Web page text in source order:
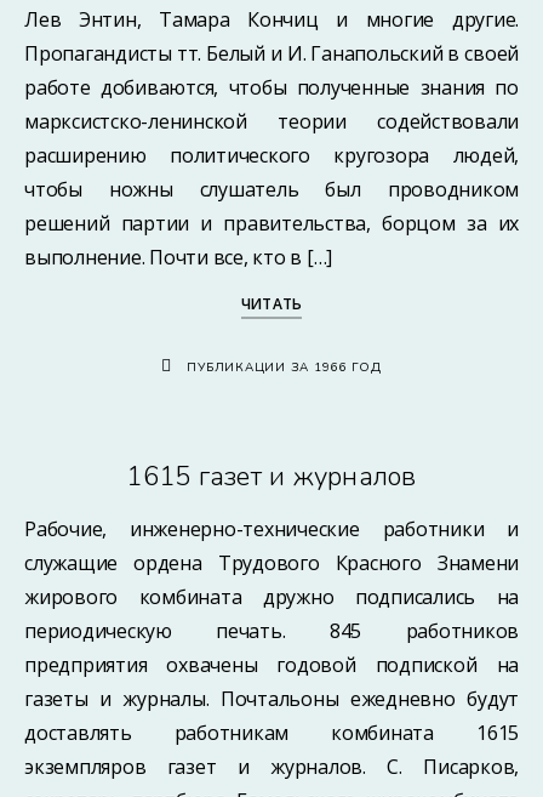
Лев Энтин, Тамара Кончиц и многие другие.
Пропагандисты тт. Белый и И. Ганапольский в своей
работе добиваются, чтобы полученные знания по
марксистско-ленинской теории содействовали
расширению политического кругозора людей,
чтобы ножны слушатель был проводником
решений партии и правительства, борцом за их
выполнение. Почти все, кто в […]
ЧИТАТЬ
ПУБЛИКАЦИИ ЗА 1966 ГОД
1615 газет и журналов
Рабочие, инженерно-технические работники и
служащие ордена Трудового Красного Знамени
жирового комбината дружно подписались на
периодическую печать. 845 работников
предприятия охвачены годовой подпиской на
газеты и журналы. Почтальоны ежедневно будут
доставлять работникам комбината 1615
экземпляров газет и журналов. С. Писарков,